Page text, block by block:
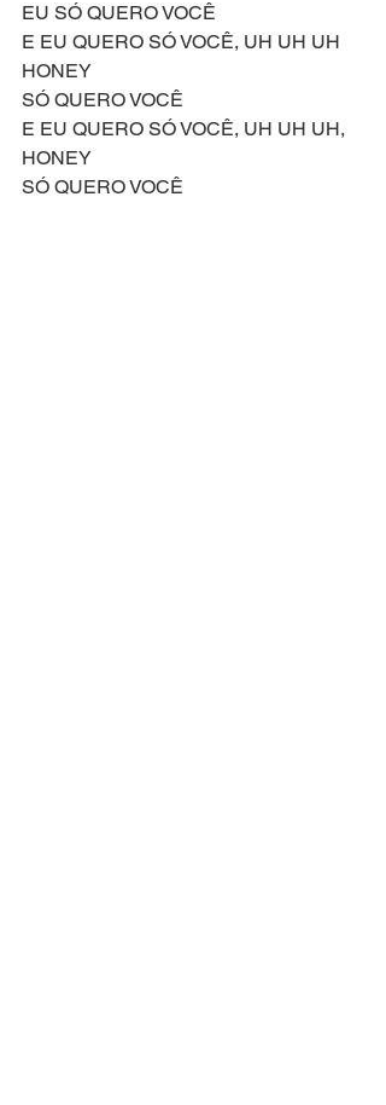
EU SÓ QUERO VOCÊ
E EU QUERO SÓ VOCÊ, UH UH UH
HONEY
SÓ QUERO VOCÊ
E EU QUERO SÓ VOCÊ, UH UH UH,
HONEY
SÓ QUERO VOCÊ